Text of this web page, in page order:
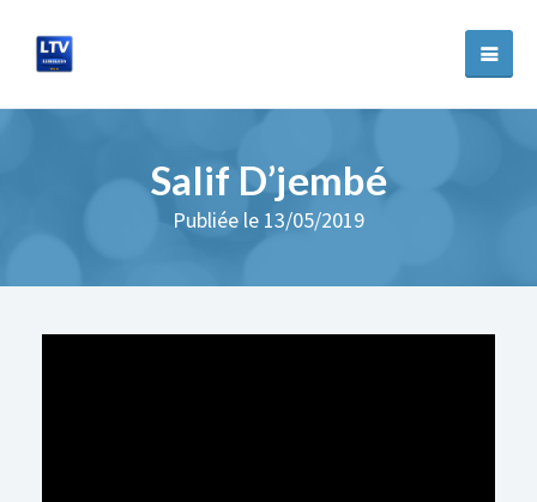
Salif D’jembé
Publiée le 13/05/2019